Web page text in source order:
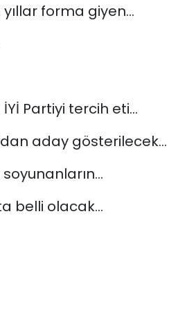
yıllar forma giyen…
Partiyi tercih eti…
aday gösterilecek…
belli olacak…